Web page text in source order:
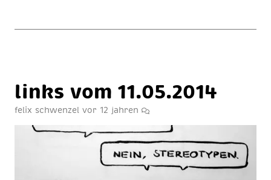
links vom 11.05.2014
felix schwenzel vor 12 jahren